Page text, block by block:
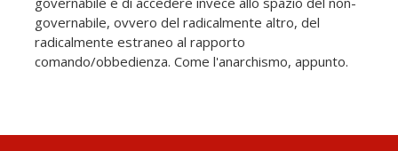
governabile, ovvero del radicalmente altro, del
radicalmente estraneo al rapporto
comando/obbedienza. Come l'anarchismo, appunto.